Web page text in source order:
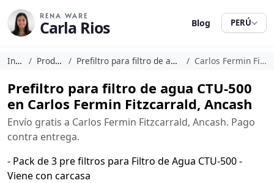
RENA WARE
Carla Rios Blog PERÚ
Inicio Productos Prefiltro para filtro de agua CTU-500 Carlos Fermin Fitzcarrald
Prefiltro para filtro de agua CTU-500
en Carlos Fermin Fitzcarrald, Ancash
Envío gratis a Carlos Fermin Fitzcarrald, Ancash. Pago
contra entrega.
- Pack de 3 pre filtros para Filtro de Agua CTU-500 -
Viene con carcasa